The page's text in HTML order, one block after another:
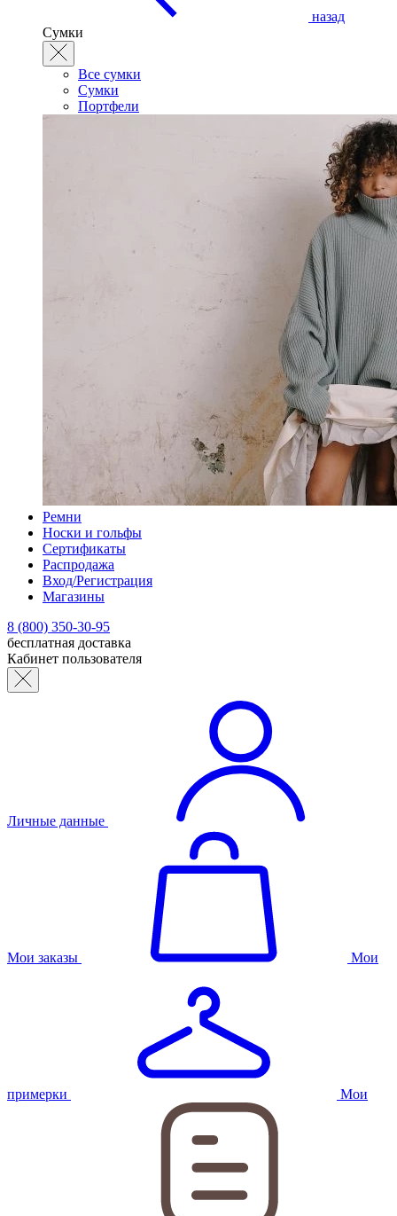
назад
Сумки
Все сумки
Сумки
Портфели
Ремни
Носки и гольфы
Сертификаты
Распродажа
Вход/Регистрация
Магазины
8 (800) 350-30-95
бесплатная доставка
Кабинет пользователя
Личные данные
Мои заказы Мои
примерки Мои